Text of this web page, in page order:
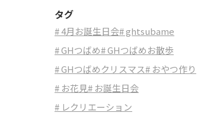
タグ
# 4月お誕生日会# ghtsubame
# GHつばめ# GHつばめお散歩
# GHつばめクリスマス# おやつ作り
# お花見# お誕生日会
# レクリエーション